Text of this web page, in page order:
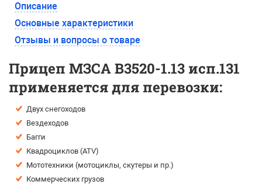
Описание
Основные характеристики
Отзывы и вопросы о товаре
Прицеп МЗСА B3520-1.13 исп.131
применяется для перевозки:
Двух снегоходов
Вездеходов
Багги
Квадроциклов (ATV)
Мототехники (мотоциклы, скутеры и пр.)
Коммерческих грузов